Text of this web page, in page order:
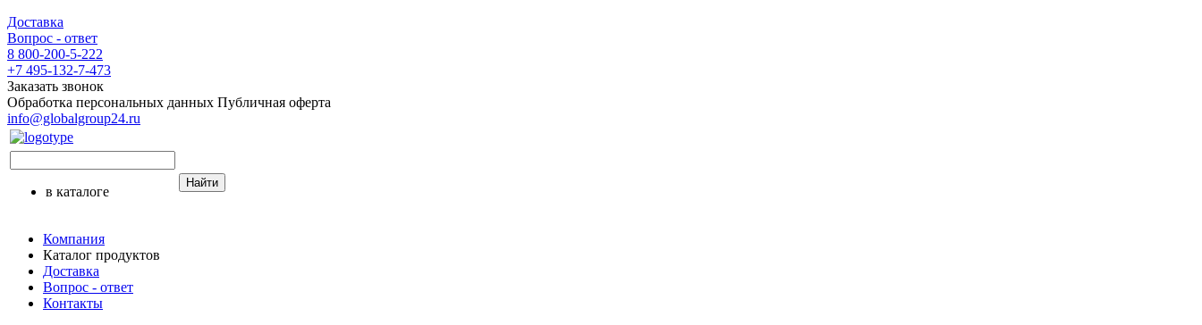
Доставка
Вопрос - ответ
8 800-200-5-222
+7 495-132-7-473
Заказать звонок
Обработка персональных данных Публичная оферта
info@globalgroup24.ru
в каталоге
Найти
Компания
Каталог продуктов
Доставка
Вопрос - ответ
Контакты